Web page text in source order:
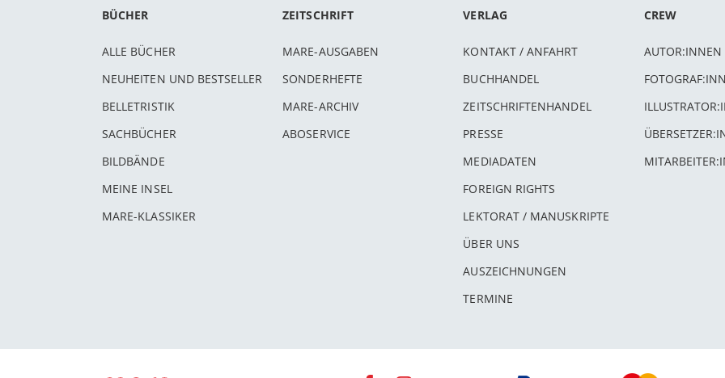
BÜCHER
ALLE BÜCHER
NEUHEITEN UND BESTSELLER
BELLETRISTIK
SACHBÜCHER
BILDBÄNDE
MEINE INSEL
MARE-KLASSIKER
ZEITSCHRIFT
MARE-AUSGABEN
SONDERHEFTE
MARE-ARCHIV
ABOSERVICE
VERLAG
KONTAKT / ANFAHRT
BUCHHANDEL
ZEITSCHRIFTENHANDEL
PRESSE
MEDIADATEN
FOREIGN RIGHTS
LEKTORAT / MANUSKRIPTE
ÜBER UNS
AUSZEICHNUNGEN
TERMINE
CREW
AUTOR:INNEN